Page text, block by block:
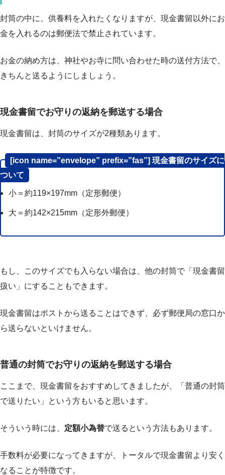
封筒の中に、供養料を入れたくなりますが、 現金書留以外にお
金を入れるのは郵便法で禁止 されています。
お金の納め方は、神社やお寺に問い合わせた時の送付方法で、
きちんと送るようにしましょう。
現金書留でお守りの返納を郵送する場合
現金書留は、封筒のサイズが2種類あります。
[icon name=”envelope” prefix=”fas”] 現金書留のサイズに
ついて
小＝約119×197mm（定形郵便）
大＝約142×215mm（定形外郵便）
もし、このサイズでも入らない場合は、他の封筒で「現金書留
扱い」にすることもできます。
現金書留はポストから送ることはできず、 必ず郵便局の窓口か
ら送らないといけません。
普通の封筒でお守りの返納を郵送する場合
ここまで、現金書留をおすすめしてきましたが、「普通の封筒
で送りたい」という方もいると思います。
そういう時には、 定額小為替で送るという方法もあります。
手数料が必要になってきますが、
トータルで現金書留より安く
なることが特徴です。